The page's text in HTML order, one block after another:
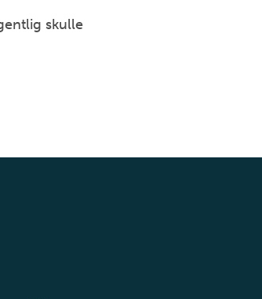
skulle